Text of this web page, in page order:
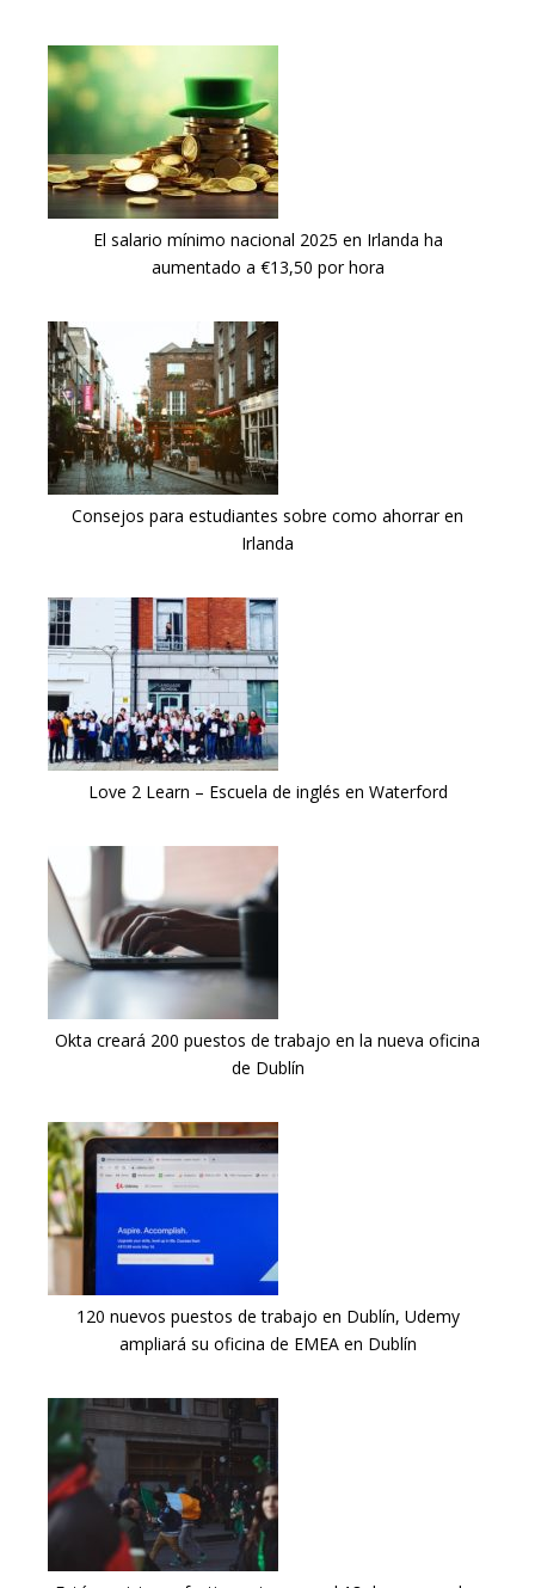
El salario mínimo nacional 2025 en Irlanda ha
aumentado a €13,50 por hora
Consejos para estudiantes sobre como ahorrar en
Irlanda
Love 2 Learn – Escuela de inglés en Waterford
Okta creará 200 puestos de trabajo en la nueva oficina
de Dublín
120 nuevos puestos de trabajo en Dublín, Udemy
ampliará su oficina de EMEA en Dublín